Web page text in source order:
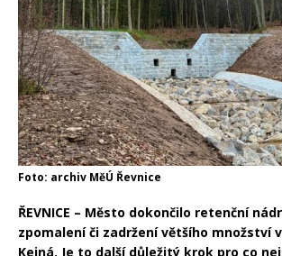
Foto: archiv MěÚ Řevnice
ŘEVNICE – Město dokončilo retenční
zpomalení či zadržení většího množství
Kejná. Je to další důležitý krok pro co